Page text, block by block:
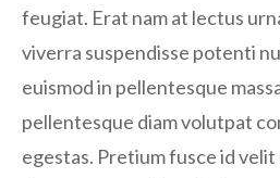
feugiat. Erat nam at lectus
viverra suspendisse potenti
euismod in pellentesque
pellentesque diam volutpat
egestas. Pretium fusce id